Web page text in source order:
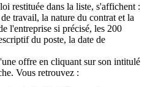
restituée dans la liste, s'affichent :
travail, la nature du contrat et la
l'entreprise si précisé, les 200
du poste, la date de
offre en cliquant sur son intitulé
Vous retrouvez :